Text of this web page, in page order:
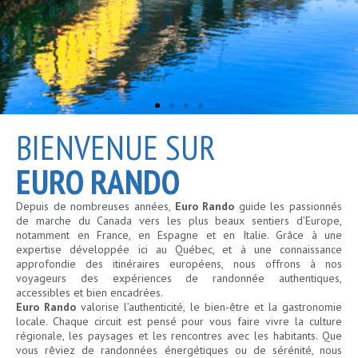
DES VINS
ET
D’ALSACE
UN PAS
À LA
FOIS !
UN PAS
À LA
FOIS !
UN PAS
À LA
FOIS !
DES VINS
ET
D’ALSACE
UN PAS
À LA
FOIS !
UN PAS
À LA
FOIS !
UN PAS
À LA
FOIS !
DES VINS
ET
D’ALSACE
UN PAS
À LA
FOIS !
UN PAS
À LA
FOIS !
UN PAS
À LA
FOIS !
BIENVENUE SUR
EURO RANDO
Depuis de nombreuses années, Euro Rando guide les passionnés
de marche du Canada vers les plus beaux sentiers d’Europe,
notamment en France, en Espagne et en Italie. Grâce à une
expertise développée ici au Québec, et à une connaissance
approfondie des itinéraires européens, nous offrons à nos
voyageurs des expériences de randonnée authentiques,
accessibles et bien encadrées.
Euro Rando valorise l’authenticité, le bien-être et la gastronomie
locale. Chaque circuit est pensé pour vous faire vivre la culture
régionale, les paysages et les rencontres avec les habitants. Que
vous rêviez de randonnées énergétiques ou de sérénité, nous